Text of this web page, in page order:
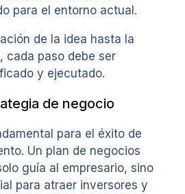
para el entorno actual.
de la idea hasta la
cada paso debe ser
y ejecutado.
de negocio
para el éxito de
Un plan de negocios
guía al empresario, sino
para atraer inversores y